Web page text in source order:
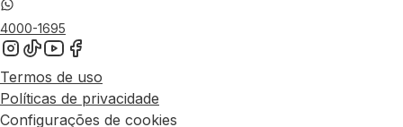
4000-1695
Termos de uso
Políticas de privacidade
Configurações de cookies